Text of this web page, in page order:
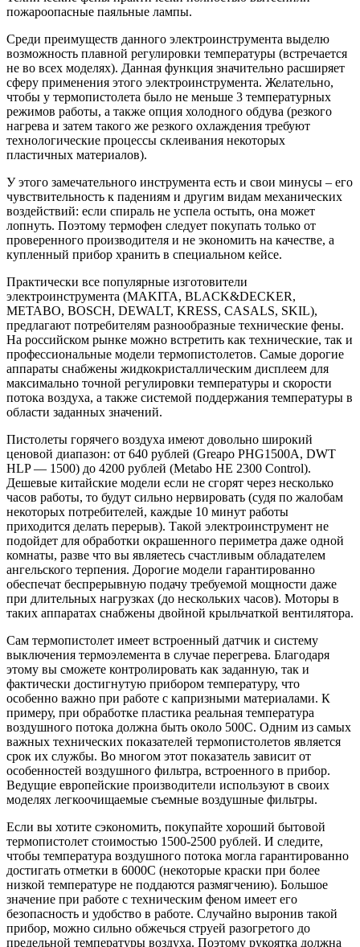
пожароопасные паяльные лампы.
Среди преимуществ данного электроинструмента выделю
возможность плавной регулировки температуры (встречается
не во всех моделях). Данная функция значительно расширяет
сферу применения этого электроинструмента. Желательно,
чтобы у термопистолета было не меньше 3 температурных
режимов работы, а также опция холодного обдува (резкого
нагрева и затем такого же резкого охлаждения требуют
технологические процессы склеивания некоторых
пластичных материалов).
У этого замечательного инструмента есть и свои минусы – его
чувствительность к падениям и другим видам механических
воздействий: если спираль не успела остыть, она может
лопнуть. Поэтому термофен следует покупать только от
проверенного производителя и не экономить на качестве, а
купленный прибор хранить в специальном кейсе.
Практически все популярные изготовители
электроинструмента (MAKITA, BLACK&DECKER,
METABO, BOSCH, DEWALT, KRESS, CASALS, SKIL),
предлагают потребителям разнообразные технические фены.
На российском рынке можно встретить как технические, так и
профессиональные модели термопистолетов. Самые дорогие
аппараты снабжены жидкокристаллическим дисплеем для
максимально точной регулировки температуры и скорости
потока воздуха, а также системой поддержания температуры в
области заданных значений.
Пистолеты горячего воздуха имеют довольно широкий
ценовой диапазон: от 640 рублей (Greapo PHG1500A, DWT
HLP — 1500) до 4200 рублей (Metabo HE 2300 Control).
Дешевые китайские модели если не сгорят через несколько
часов работы, то будут сильно нервировать (судя по жалобам
некоторых потребителей, каждые 10 минут работы
приходится делать перерыв). Такой электроинструмент не
подойдет для обработки окрашенного периметра даже одной
комнаты, разве что вы являетесь счастливым обладателем
ангельского терпения. Дорогие модели гарантированно
обеспечат беспрерывную подачу требуемой мощности даже
при длительных нагрузках (до нескольких часов). Моторы в
таких аппаратах снабжены двойной крыльчаткой вентилятора.
Сам термопистолет имеет встроенный датчик и систему
выключения термоэлемента в случае перегрева. Благодаря
этому вы сможете контролировать как заданную, так и
фактически достигнутую прибором температуру, что
особенно важно при работе с капризными материалами. К
примеру, при обработке пластика реальная температура
воздушного потока должна быть около 500С. Одним из самых
важных технических показателей термопистолетов является
срок их службы. Во многом этот показатель зависит от
особенностей воздушного фильтра, встроенного в прибор.
Ведущие европейские производители используют в своих
моделях легкоочищаемые съемные воздушные фильтры.
Если вы хотите сэкономить, покупайте хороший бытовой
термопистолет стоимостью 1500-2500 рублей. И следите,
чтобы температура воздушного потока могла гарантированно
достигать отметки в 6000С (некоторые краски при более
низкой температуре не поддаются размягчению). Большое
значение при работе с техническим феном имеет его
безопасность и удобство в работе. Случайно выронив такой
прибор, можно сильно обжечься струей разогретого до
предельной температуры воздуха. Поэтому рукоятка должна